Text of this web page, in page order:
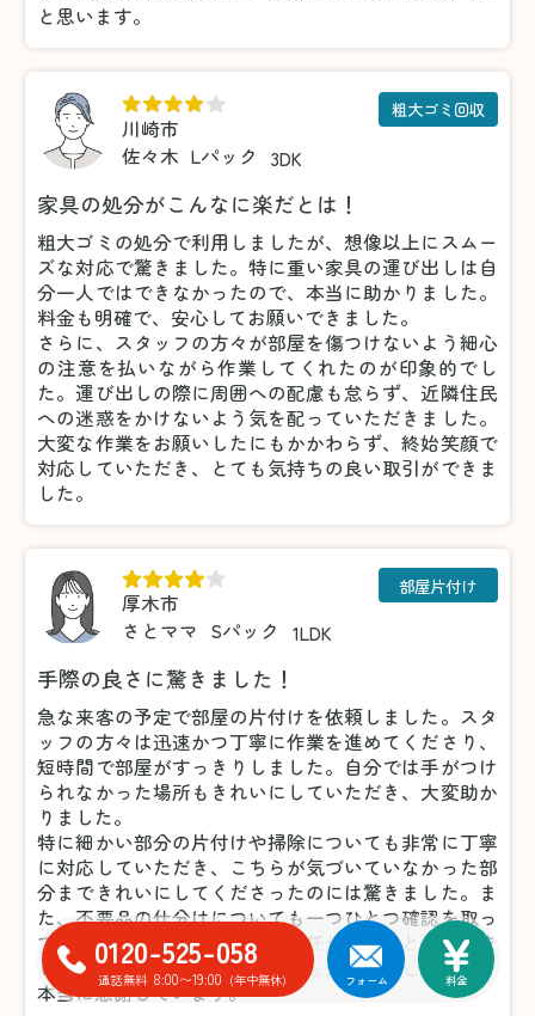
と思います。
川崎市
佐々木 Lパック 3DK
粗大ゴミ回収
家具の処分がこんなに楽だとは！
粗大ゴミの処分で利用しましたが、想像以上にスムー
ズな対応で驚きました。特に重い家具の運び出しは自
分一人ではできなかったので、本当に助かりました。
料金も明確で、安心してお願いできました。
さらに、スタッフの方々が部屋を傷つけないよう細心
の注意を払いながら作業してくれたのが印象的でし
た。運び出しの際に周囲への配慮も怠らず、近隣住民
への迷惑をかけないよう気を配っていただきました。
大変な作業をお願いしたにもかかわらず、終始笑顔で
対応していただき、とても気持ちの良い取引ができま
した。
厚木市
さとママ Sパック 1LDK
部屋片付け
手際の良さに驚きました！
急な来客の予定で部屋の片付けを依頼しました。スタ
ッフの方々は迅速かつ丁寧に作業を進めてくださり、
短時間で部屋がすっきりしました。自分では手がつけ
られなかった場所もきれいにしていただき、大変助か
りました。
特に細かい部分の片付けや掃除についても非常に丁寧
に対応していただき、こちらが気づいていなかった部
分まできれいにしてくださったのには驚きました。ま
た、不要品の仕分けについても一つひとつ確認を取っ
てくださったため、安心してお任せすることができま
した。おかげで気持ちよく来客を迎えることができ、
本当に感謝しています。
0120-525-058
通話無料 8:00〜19:00 (年中無休) フォーム 料金